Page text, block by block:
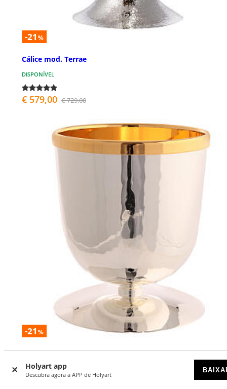
Holyart app
Descubra agora a APP de Holyart
-21 %
Cálice mod. Terrae
DISPONÍVEL
€ 579,00 € 729,00
-21 %
Cálice mod. Sant'Agostino
DISPONÍVEL